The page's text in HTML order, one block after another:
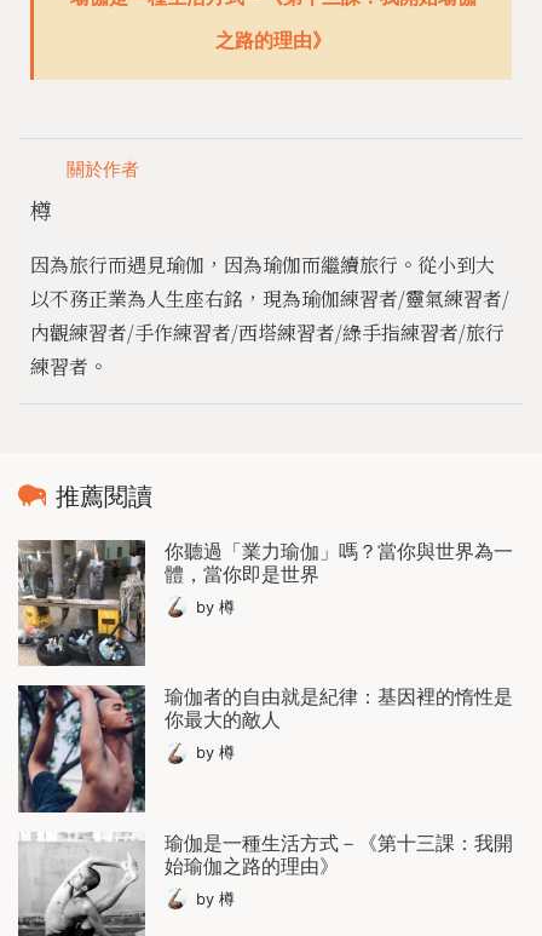
之路的理由》
關於作者
樽
因為旅行而遇見瑜伽，因為瑜伽而繼續旅行。從小到大
以不務正業為人生座右銘，現為瑜伽練習者/靈氣練習者/
內觀練習者/手作練習者/西塔練習者/綠手指練習者/旅行
練習者。
推薦閱讀
你聽過「業力瑜伽」嗎？當你與世界為一
體，當你即是世界
by 樽
瑜伽者的自由就是紀律：基因裡的惰性是
你最大的敵人
by 樽
瑜伽是一種生活方式－《第十三課：我開
始瑜伽之路的理由》
by 樽